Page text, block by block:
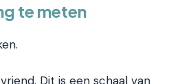
te meten
Dit is een schaal van